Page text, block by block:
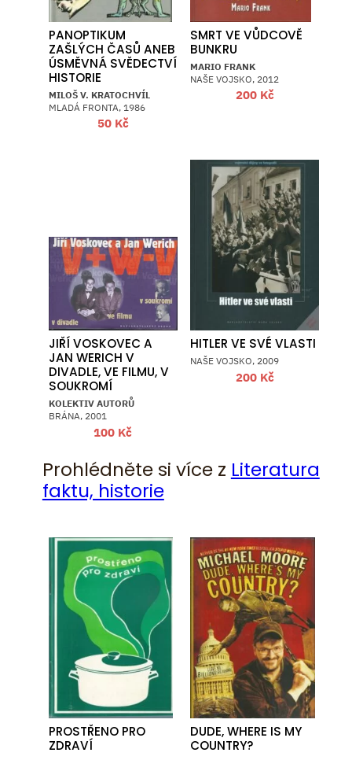
PANOPTIKUM
ZAŠLÝCH ČASŮ ANEB
ÚSMĚVNÁ SVĚDECTVÍ
HISTORIE
MILOŠ V. KRATOCHVÍL
MLADÁ FRONTA, 1986
50 Kč
SMRT VE VŮDCOVĚ
BUNKRU
MARIO FRANK
NAŠE VOJSKO, 2012
200 Kč
JIŘÍ VOSKOVEC A
JAN WERICH V
DIVADLE, VE FILMU, V
SOUKROMÍ
KOLEKTIV AUTORŮ
BRÁNA, 2001
100 Kč
HITLER VE SVÉ VLASTI
NAŠE VOJSKO, 2009
200 Kč
Prohlédněte si více z Literatura
faktu, historie
PROSTŘENO PRO
ZDRAVÍ
DUDE, WHERE IS MY
COUNTRY?